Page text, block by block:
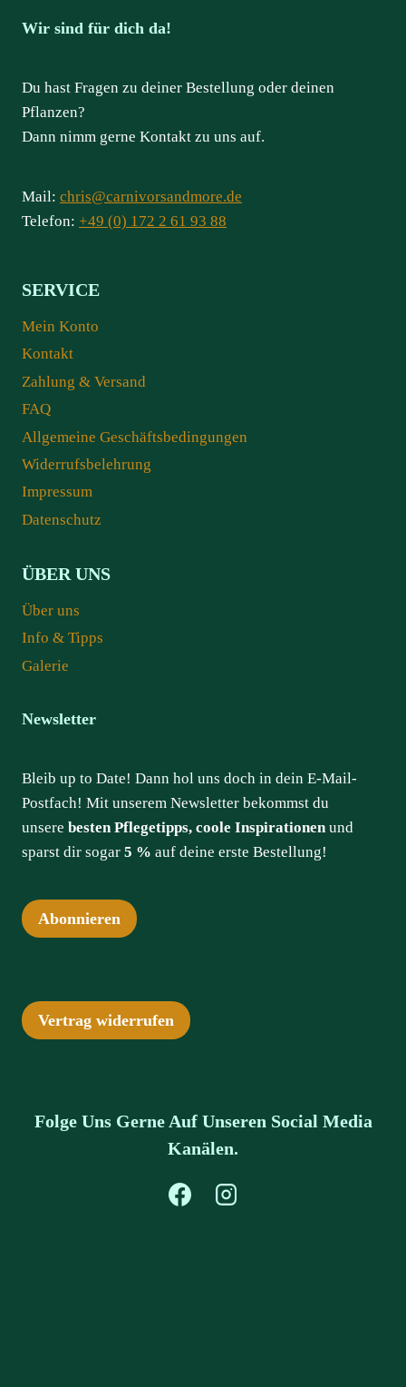
Wir sind für dich da!
Du hast Fragen zu deiner Bestellung oder deinen
Pflanzen?
Dann nimm gerne Kontakt zu uns auf.
Mail: chris@carnivorsandmore.de
Telefon: +49 (0) 172 2 61 93 88
SERVICE
Mein Konto
Kontakt
Zahlung & Versand
FAQ
Allgemeine Geschäftsbedingungen
Widerrufsbelehrung
Impressum
Datenschutz
ÜBER UNS
Über uns
Info & Tipps
Galerie
Newsletter
Bleib up to Date! Dann hol uns doch in dein E-Mail-
Postfach! Mit unserem Newsletter bekommst du
unsere besten Pflegetipps, coole Inspirationen und
sparst dir sogar 5 % auf deine erste Bestellung!
Abonnieren
Vertrag widerrufen
Folge Uns Gerne Auf Unseren Social Media
Kanälen.